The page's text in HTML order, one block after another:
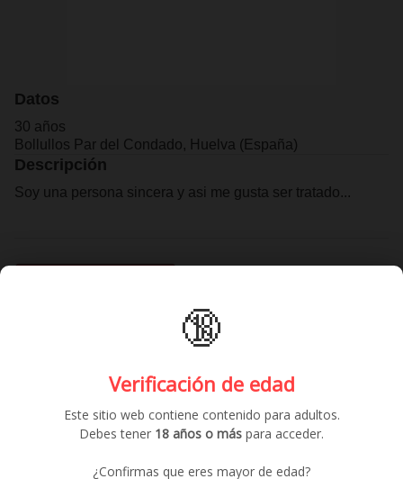
Datos
30 años
Bollullos Par del Condado, Huelva (España)
Descripción
Soy una persona sincera y asi me gusta ser tratado...
🔞
Verificación de edad
Este sitio web contiene contenido para adultos.
Debes tener 18 años o más para acceder.
¿Confirmas que eres mayor de edad?